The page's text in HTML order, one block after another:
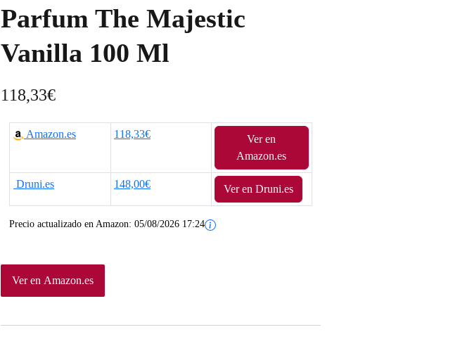
Parfum The Majestic
Vanilla 100 Ml
118,33€
Amazon.es 118,33€
Ver en
Amazon.es
Druni.es 148,00€ Ver en Druni.es
Precio actualizado en Amazon: 05/08/2026 17:24
Ver en Amazon.es